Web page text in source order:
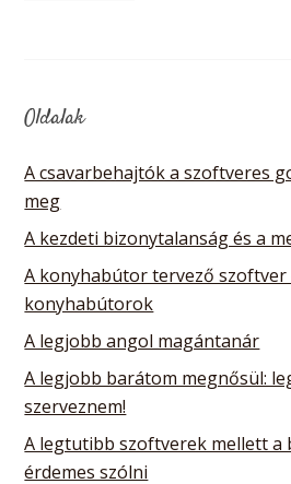
Oldalak
A csavarbehajtók a szoftveres
meg
A kezdeti bizonytalanság és a
A konyhabútor tervező szoftver
konyhabútorok
A legjobb angol magántanár
A legjobb barátom megnősül:
szerveznem!
A legtutibb szoftverek mellett a
érdemes szólni